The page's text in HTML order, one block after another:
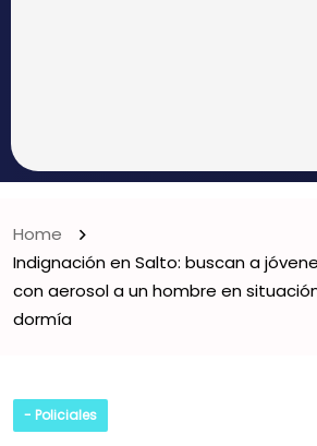
Home
Indignación en Salto: buscan a
con aerosol a un hombre en
dormía
- Policiales